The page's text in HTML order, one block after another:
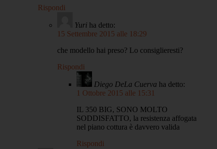
Rispondi
Yuri ha detto:
15 Settembre 2015 alle 18:29
che modello hai preso? Lo consiglieresti?
Rispondi
Diego DeLa Cuerva ha detto:
1 Ottobre 2015 alle 15:31
IL 350 BIG, SONO MOLTO
SODDISFATTO, la resistenza affogata
nel piano cottura è davvero valida
Rispondi